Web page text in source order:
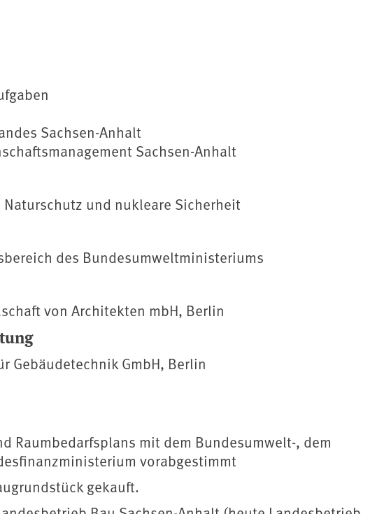
Sachsen-Anhalt
Sachsen-Anhalt
und nukleare Sicherheit
des Bundesumweltministeriums
von Architekten mbH, Berlin
Gebäudetechnik GmbH, Berlin
Raumbedarfsplans mit dem Bundesumwelt-, dem
vorabgestimmt
gekauft.